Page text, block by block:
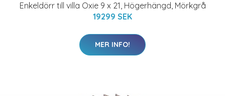
Enkeldörr till villa Oxie 9 x 21, Högerhängd, Mörkgrå
19299 SEK
MER INFO!